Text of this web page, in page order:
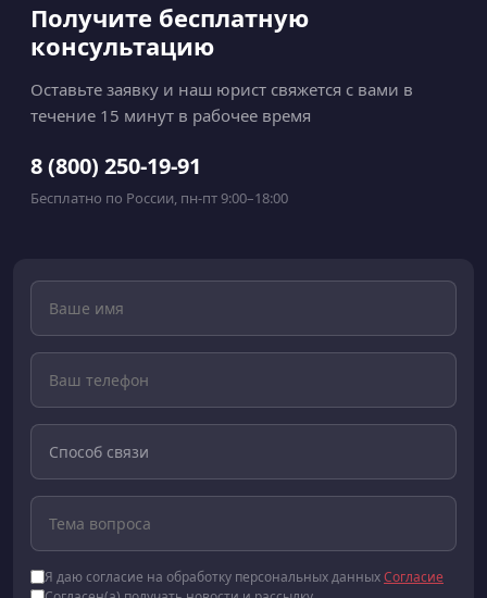
Получите бесплатную
консультацию
Оставьте заявку и наш юрист свяжется с вами в
течение 15 минут в рабочее время
8 (800) 250-19-91
Бесплатно по России, пн-пт 9:00–18:00
Я даю согласие на обработку персональных данныхСогласие